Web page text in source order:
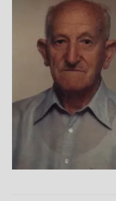
Chi sono
FAQ
Contatti